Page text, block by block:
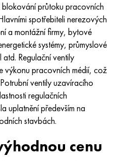
průtoku pracovních
spotřebiteli nerezových
a montážní firmy, bytové
systémy, průmyslové
Regulační ventily
výkonu pracovních médií, což
ventily uzavíracího
regulačních
uplatnění především na
stavbách.
cenu